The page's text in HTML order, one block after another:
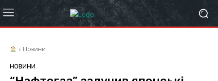
Новини
НОВИНИ